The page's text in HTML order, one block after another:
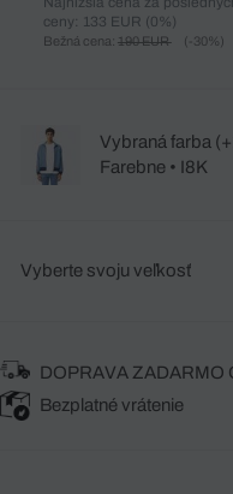
ceny: 133 EUR (0%)
Bežná cena: 190 EUR (-30%)
Vybraná farba
Farebne • I8K
Vyberte svoju veľkosť
DOPRAVA ZADARMO
Bezplatné vrátenie